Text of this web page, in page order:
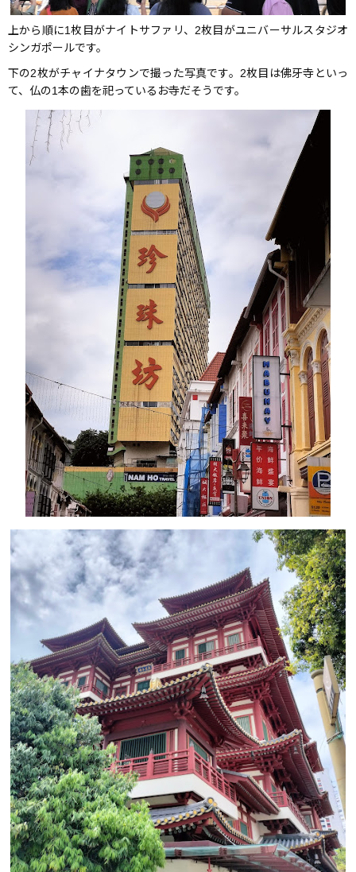
上から順に1枚目がナイトサファリ、2枚目がユニバーサルスタジオ
シンガポールです。
下の2枚がチャイナタウンで撮った写真です。2枚目は佛牙寺といっ
て、仏の1本の歯を祀っているお寺だそうです。